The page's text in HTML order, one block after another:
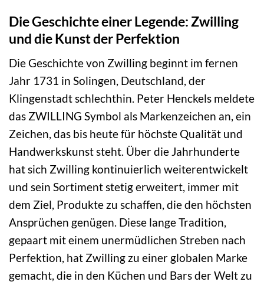
Die Geschichte einer Legende: Zwilling
und die Kunst der Perfektion
Die Geschichte von Zwilling beginnt im fernen
Jahr 1731 in Solingen, Deutschland, der
Klingenstadt schlechthin. Peter Henckels meldete
das ZWILLING Symbol als Markenzeichen an, ein
Zeichen, das bis heute für höchste Qualität und
Handwerkskunst steht. Über die Jahrhunderte
hat sich Zwilling kontinuierlich weiterentwickelt
und sein Sortiment stetig erweitert, immer mit
dem Ziel, Produkte zu schaffen, die den höchsten
Ansprüchen genügen. Diese lange Tradition,
gepaart mit einem unermüdlichen Streben nach
Perfektion, hat Zwilling zu einer globalen Marke
gemacht, die in den Küchen und Bars der Welt zu